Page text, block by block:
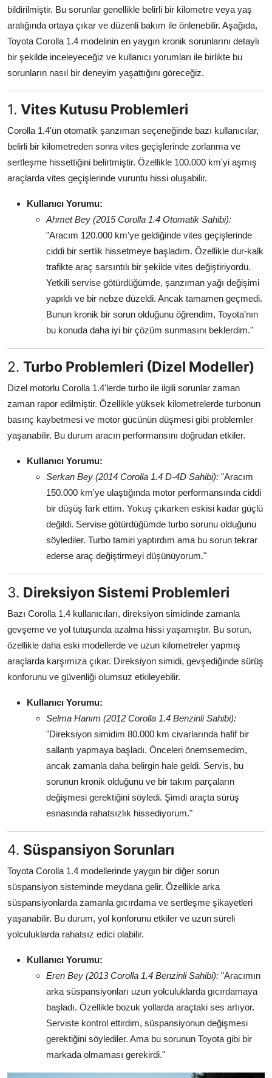
Şanzıman & Aktarma
Dizel Sistemler
bildirilmiştir. Bu sorunlar genellikle belirli bir kilometre veya yaş
aralığında ortaya çıkar ve düzenli bakım ile önlenebilir. Aşağıda,
Toyota Corolla 1.4 modelinin en yaygın kronik sorunlarını detaylı
bir şekilde inceleyeceğiz ve kullanıcı yorumları ile birlikte bu
sorunların nasıl bir deneyim yaşattığını göreceğiz.
1. Vites Kutusu Problemleri
Corolla 1.4'ün otomatik şanzıman seçeneğinde bazı kullanıcılar,
belirli bir kilometreden sonra vites geçişlerinde zorlanma ve
sertleşme hissettiğini belirtmiştir. Özellikle 100.000 km'yi aşmış
araçlarda vites geçişlerinde vuruntu hissi oluşabilir.
Kullanıcı Yorumu:
Ahmet Bey (2015 Corolla 1.4 Otomatik Sahibi):
"Aracım 120.000 km'ye geldiğinde vites geçişlerinde
ciddi bir sertlik hissetmeye başladım. Özellikle dur-kalk
trafikte araç sarsıntılı bir şekilde vites değiştiriyordu.
Yetkili servise götürdüğümde, şanzıman yağı değişimi
yapıldı ve bir nebze düzeldi. Ancak tamamen geçmedi.
Bunun kronik bir sorun olduğunu öğrendim, Toyota’nın
bu konuda daha iyi bir çözüm sunmasını beklerdim."
2. Turbo Problemleri (Dizel Modeller)
Dizel motorlu Corolla 1.4'lerde turbo ile ilgili sorunlar zaman
zaman rapor edilmiştir. Özellikle yüksek kilometrelerde turbonun
basınç kaybetmesi ve motor gücünün düşmesi gibi problemler
yaşanabilir. Bu durum aracın performansını doğrudan etkiler.
Kullanıcı Yorumu:
Serkan Bey (2014 Corolla 1.4 D-4D Sahibi): "Aracım
150.000 km'ye ulaştığında motor performansında ciddi
bir düşüş fark ettim. Yokuş çıkarken eskisi kadar güçlü
değildi. Servise götürdüğümde turbo sorunu olduğunu
söylediler. Turbo tamiri yaptırdım ama bu sorun tekrar
ederse araç değiştirmeyi düşünüyorum."
3. Direksiyon Sistemi Problemleri
Bazı Corolla 1.4 kullanıcıları, direksiyon simidinde zamanla
gevşeme ve yol tutuşunda azalma hissi yaşamıştır. Bu sorun,
özellikle daha eski modellerde ve uzun kilometreler yapmış
araçlarda karşımıza çıkar. Direksiyon simidi, gevşediğinde sürüş
konforunu ve güvenliği olumsuz etkileyebilir.
Kullanıcı Yorumu:
Selma Hanım (2012 Corolla 1.4 Benzinli Sahibi):
"Direksiyon simidim 80.000 km civarlarında hafif bir
sallantı yapmaya başladı. Önceleri önemsemedim,
ancak zamanla daha belirgin hale geldi. Servis, bu
sorunun kronik olduğunu ve bir takım parçaların
değişmesi gerektiğini söyledi. Şimdi araçta sürüş
esnasında rahatsızlık hissediyorum."
4. Süspansiyon Sorunları
Toyota Corolla 1.4 modellerinde yaygın bir diğer sorun
süspansiyon sisteminde meydana gelir. Özellikle arka
süspansiyonlarda zamanla gıcırdama ve sertleşme şikayetleri
yaşanabilir. Bu durum, yol konforunu etkiler ve uzun süreli
yolculuklarda rahatsız edici olabilir.
Kullanıcı Yorumu:
Eren Bey (2013 Corolla 1.4 Benzinli Sahibi): "Aracımın
arka süspansiyonları uzun yolculuklarda gıcırdamaya
başladı. Özellikle bozuk yollarda araçtaki ses artıyor.
Serviste kontrol ettirdim, süspansiyonun değişmesi
gerektiğini söylediler. Ama bu sorunun Toyota gibi bir
markada olmaması gerekirdi."